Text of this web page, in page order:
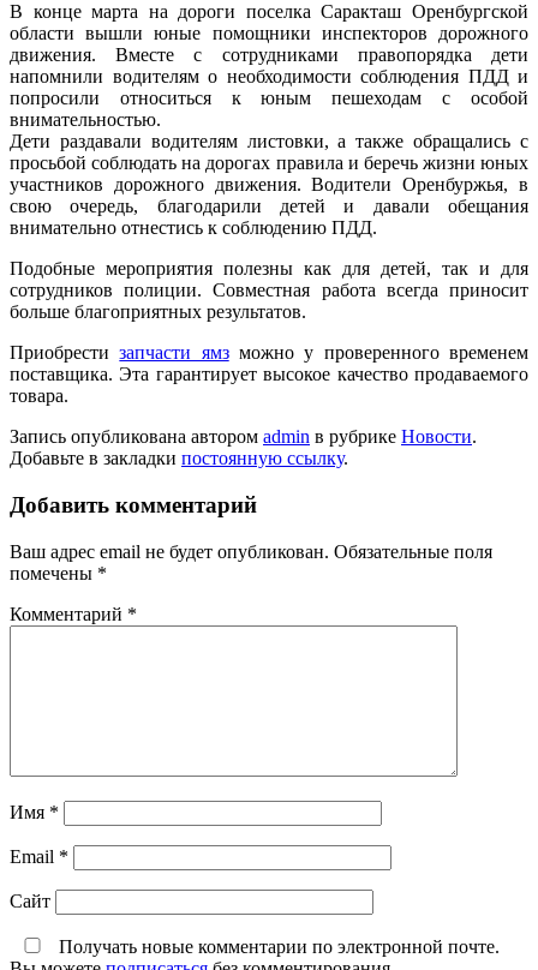
В конце марта на дороги поселка Саракташ Оренбургской
области вышли юные помощники инспекторов дорожного
движения. Вместе с сотрудниками правопорядка дети
напомнили водителям о необходимости соблюдения ПДД и
попросили относиться к юным пешеходам с особой
внимательностью.
Дети раздавали водителям листовки, а также обращались с
просьбой соблюдать на дорогах правила и беречь жизни юных
участников дорожного движения. Водители Оренбуржья, в
свою очередь, благодарили детей и давали обещания
внимательно отнестись к соблюдению ПДД.
Подобные мероприятия полезны как для детей, так и для
сотрудников полиции. Совместная работа всегда приносит
больше благоприятных результатов.
Приобрестизапчасти ямзможно у проверенного временем
поставщика. Эта гарантирует высокое качество продаваемого
товара.
Запись опубликована автором admin в рубрике Новости.
Добавьте в закладки постоянную ссылку.
Добавить комментарий
Ваш адрес email не будет опубликован. Обязательные поля
помечены *
Комментарий *
Имя *
Email *
Сайт
Получать новые комментарии по электронной почте.